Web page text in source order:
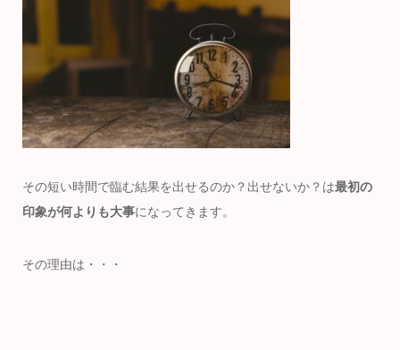
その短い時間で臨む結果を出せるのか？出せないか？は最初の
印象が何よりも大事になってきます。
その理由は・・・